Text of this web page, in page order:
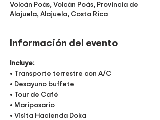
Volcán Poás, Volcán Poás, Provincia de
Alajuela, Alajuela, Costa Rica
Información del evento
Incluye:
• Transporte terrestre con A/C
• Desayuno buffete
• Tour de Café
• Mariposario
• Visita Hacienda Doka